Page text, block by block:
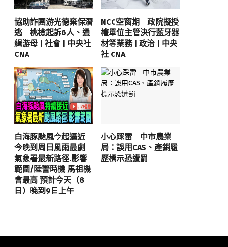
協助詐團游光德棄保潛
逃 桃檢起訴6人、通
緝游母 | 社會 | 中央社
CNA
NCC空窗期 政院擬授
權單位主管決行藍牙器
材等業務 | 政治 | 中央
社 CNA
白海豚颱風今起逼近
今晚到周日風雨最劇
氣象署最新路徑.影響
範圍/陸警時機 馬祖機
會最高 預計今天（8
日）晚到9日上午
小心踩雷 中市農業
局：誤用CAS、產銷履
歷標示恐遭罰